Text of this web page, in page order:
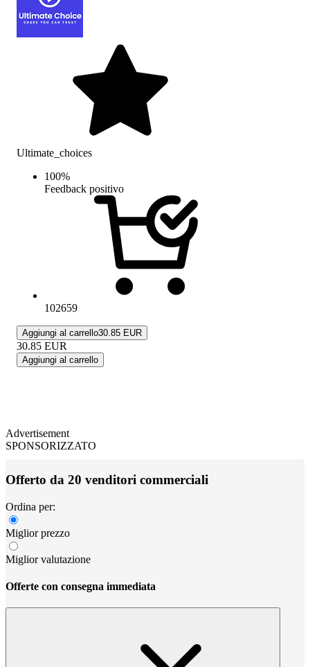
Ultimate_choices
100%
Feedback positivo
102659
Aggiungi al carrello30.85 EUR
30.85 EUR
Aggiungi al carrello
Advertisement
SPONSORIZZATO
Offerto da 20 venditori commerciali
Ordina per:
Miglior prezzo
Miglior valutazione
Offerte con consegna immediata